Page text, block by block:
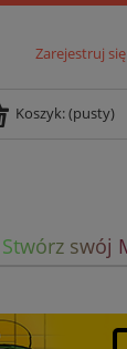
Zarejestruj się
Koszyk:(pusty)
Stwórz swój